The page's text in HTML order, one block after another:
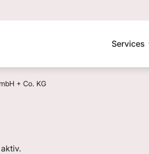
Services
+ Co. KG